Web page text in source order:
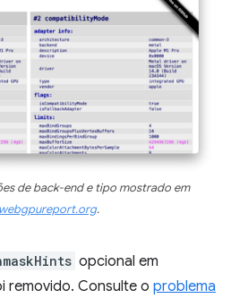
de back-end e tipo mostrado em
.
opcional em
removido. Consulte o problema